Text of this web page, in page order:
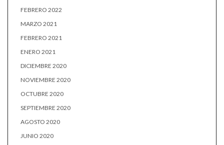
FEBRERO 2022
MARZO 2021
FEBRERO 2021
ENERO 2021
DICIEMBRE 2020
NOVIEMBRE 2020
OCTUBRE 2020
SEPTIEMBRE 2020
AGOSTO 2020
JUNIO 2020